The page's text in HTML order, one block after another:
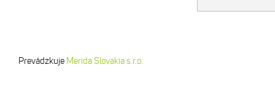
Prevádzkuje Merida Slovakia s.r.o.